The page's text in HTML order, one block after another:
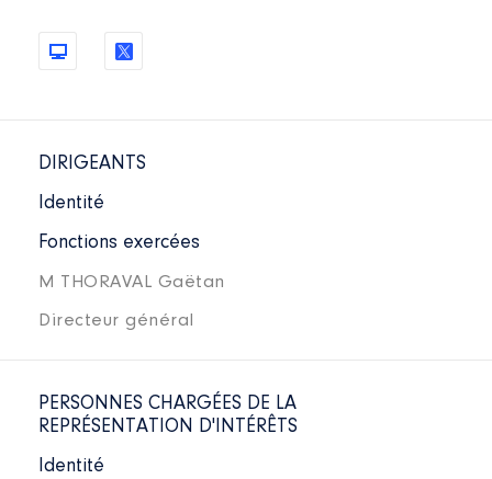
DIRIGEANTS
Identité
Fonctions exercées
M THORAVAL Gaëtan
Directeur général
PERSONNES CHARGÉES DE LA
REPRÉSENTATION D'INTÉRÊTS
Identité